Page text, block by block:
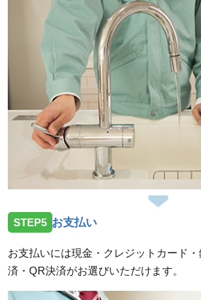
STEP5 お支払い
お支払いには現金・クレジットカード
済・QR決済がお選びいただけます。